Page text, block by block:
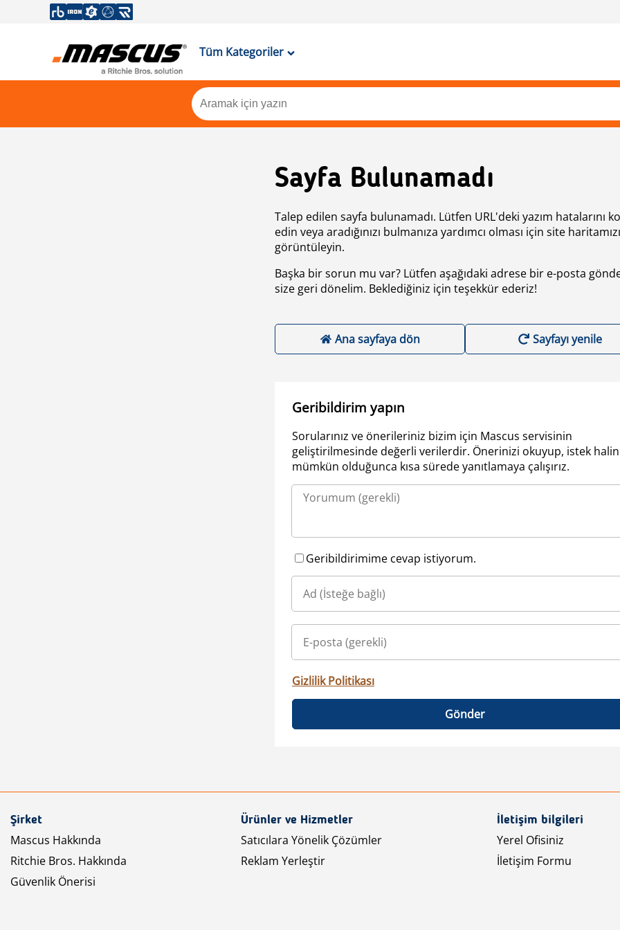
Tüm Kategoriler
Sayfa Bulunamadı
Talep edilen sayfa bulunamadı. Lütfen URL'deki yazım hatalarını
edin veya aradığınızı bulmanıza yardımcı olması için site haritamızı
görüntüleyin.
Başka bir sorun mu var? Lütfen aşağıdaki adrese bir e-posta
size geri dönelim. Beklediğiniz için teşekkür ederiz!
Ana sayfaya dön Sayfayı yenile
Geribildirim yapın
Sorularınız ve önerileriniz bizim için Mascus servisinin
geliştirilmesinde değerli verilerdir. Önerinizi okuyup, istek
mümkün olduğunca kısa sürede yanıtlamaya çalışırız.
Geribildirimime cevap istiyorum.
Gizlilik Politikası
Gönder
Şirket
Mascus Hakkında
Ritchie Bros. Hakkında
Güvenlik Önerisi
Ürünler ve Hizmetler
Satıcılara Yönelik Çözümler
Reklam Yerleştir
İletişim bilgileri
Yerel Ofisiniz
İletişim Formu